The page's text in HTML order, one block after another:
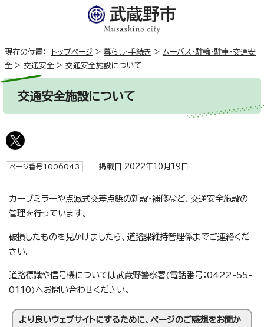
現在の位置： トップページ > 暮らし・手続き > ムーバス・駐輪・駐車・交通安
全 > 交通安全 > 交通安全施設について
交通安全施設について
ページ番号1006043 掲載日 2022年10月19日
カーブミラーや点滅式交差点鋲の新設・補修など、交通安全施設の
管理を行っています。
破損したものを見かけましたら、道路課維持管理係までご連絡くだ
さい。
道路標識や信号機については武蔵野警察署(電話番号：0422-55-
0110)へお問い合わせください。
より良いウェブサイトにするために、ページのご感想をお聞か